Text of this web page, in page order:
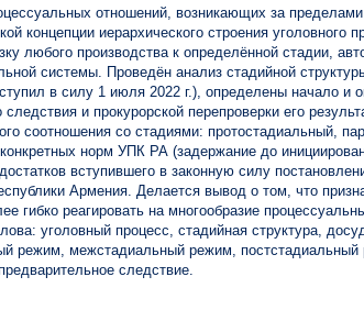
отношений, возникающих за
концепции иерархического строения уголовного
любого производства к определённой стадии,
системы. Проведён анализ стадийной
в силу 1 июля 2022 г.), определены начало и
и прокурорской перепроверки его
соотношения со стадиями: протостадиальный,
норм УПК РА (задержание до
вступившего в законную силу
Армения. Делается вывод о том, что
гибко реагировать на многообразие
уголовный процесс, стадийная структура,
режим, межстадиальный режим, постстадиальный
следствие.